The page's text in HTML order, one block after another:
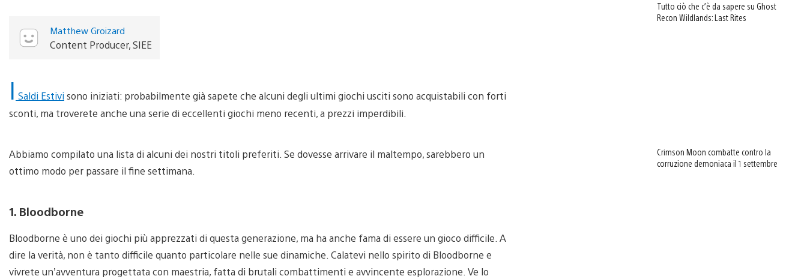
Matthew Groizard
Content Producer, SIEE
I Saldi Estivisono iniziati: probabilmente già sapete che alcuni degli ultimi giochi usciti sono acquistabili con forti
sconti, ma troverete anche una serie di eccellenti giochi meno recenti, a prezzi imperdibili.
Abbiamo compilato una lista di alcuni dei nostri titoli preferiti. Se dovesse arrivare il maltempo, sarebbero un
ottimo modo per passare il fine settimana.
1. Bloodborne
Bloodborne è uno dei giochi più apprezzati di questa generazione, ma ha anche fama di essere un gioco difficile. A
dire la verità, non è tanto difficile quanto particolare nelle sue dinamiche. Calatevi nello spirito di Bloodborne e
vivrete un’avventura progettata con maestria, fatta di brutali combattimenti e avvincente esplorazione. Ve lo
Tutto ciò che c’è da sapere su Ghost
Recon Wildlands: Last Rites
Crimson Moon combatte contro la
corruzione demoniaca il 1 settembre